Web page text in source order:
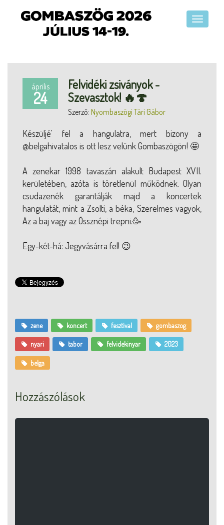
április
24
Felvidéki zsiványok -
Szevasztok! 🔥🍄
Szerző: Nyombaszögi Tári Gábor
Készüljé' fel a hangulatra, mert bizony a
@belgahivatalos is ott lesz velünk Gombaszögön! 🤩
A zenekar 1998 tavaszán alakult Budapest XVII.
kerületében, azóta is töretlenül működnek. Olyan
csudazenék garantálják majd a koncertek
hangulatát, mint a Zsolti, a béka, Szerelmes vagyok,
Az a baj vagy az Össznépi trepni.🥳
Egy-két-há: Jegyvásárra fel! 😉
zene koncert fesztival gombaszog
nyari tabor felvidekinyar 2023
belga
Hozzászólások